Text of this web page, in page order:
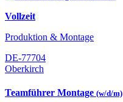
Vollzeit
Produktion & Montage
DE-77704
Oberkirch
Teamführer Montage (w/d/m)